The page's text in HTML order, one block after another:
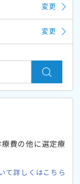
変更
変更
費の他に選定療
て詳しくはこちら